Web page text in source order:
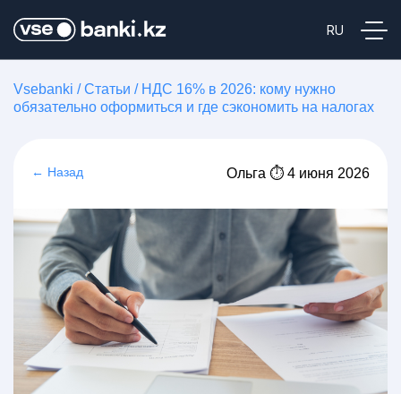
Vsebanki /Статьи / НДС 16% в 2026: кому нужно
обязательно оформиться и где сэкономить на налогах
← Назад Ольга ⏱ 4 июня 2026